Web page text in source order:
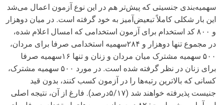
سهمیه‌بندی جنسیتی که پیش‌تر هم در این نوع آزمون‌ اعمال می‌شد
این بار شکلی کاملاً تبعیض‌آمیز به خود گرفته است. در میان دوهزار
و ٨٠٠ کد استخدام برای آزمون استخدامی که امسال اعلام شده،
در مجموع تنها دوهزار و ٢٨۴سهمیه استخدامی صرفا برای مردان،
۵٠٠ سهمیه مشترک میان مردان و زنان و تنها ١۶سهمیه صرفا
برای زنان در نظر گرفته شده است. در مورد ۵٠٠ سهمیه مشترک،
کسانی که بالا‌ترین رتبه‌‌ها را در آزمون کسب کنند، بدون قید
جنیست پذیرفته خواهند شد (۵/١٧درصد). فارغ از آن، نتیجه اصلی